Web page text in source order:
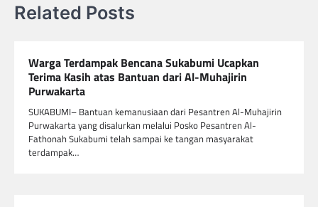
Related Posts
Warga Terdampak Bencana Sukabumi Ucapkan
Terima Kasih atas Bantuan dari Al-Muhajirin
Purwakarta
SUKABUMI– Bantuan kemanusiaan dari Pesantren Al-Muhajirin
Purwakarta yang disalurkan melalui Posko Pesantren Al-
Fathonah Sukabumi telah sampai ke tangan masyarakat
terdampak…